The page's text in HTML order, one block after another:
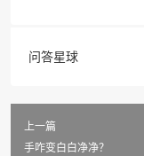
问答星球
上一篇
手咋变白白净净？